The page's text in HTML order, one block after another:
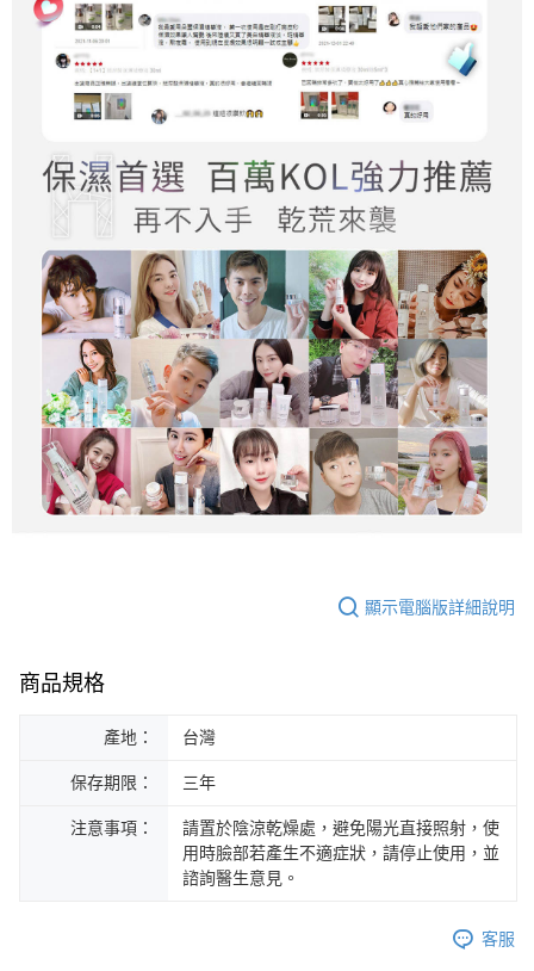
顯示電腦版詳細說明
商品規格
產地： 台灣
保存期限： 三年
注意事項：
請置於陰涼乾燥處，避免陽光直接照射，使
用時臉部若產生不適症狀，請停止使用，並
諮詢醫生意見。
客服